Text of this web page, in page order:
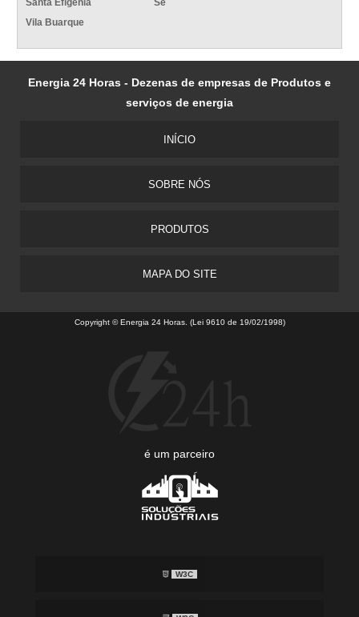
Santa Efigênia
Sé
Vila Buarque
Energia 24 Horas - Dezenas de empresas de Produtos e
serviços de energia
INÍCIO
SOBRE NÓS
PRODUTOS
MAPA DO SITE
Copyright © Energia 24 Horas. (Lei 9610 de 19/02/1998)
é um parceiro
W3C